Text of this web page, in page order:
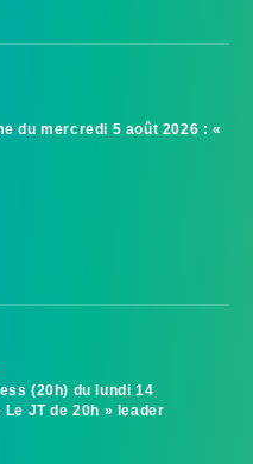
du mercredi 5 août 2026 : «
(20h) du lundi 14
JT de 20h » leader